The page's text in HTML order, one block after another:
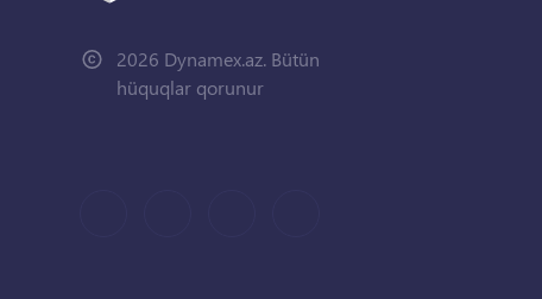
2026 Dynamex.az. Bütün
hüquqlar qorunur